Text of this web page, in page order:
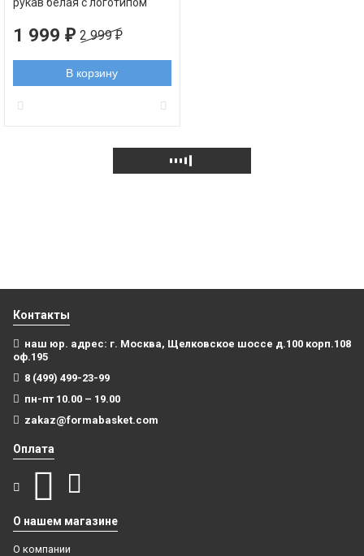
1 999 ₽ 2 999₽
В корзину
Контакты
наш юр. адрес: г. Москва, Щелковское шоссе д.100 корп.108
оф.195
8 (499) 499-23-99
пн-пт 10.00 – 19.00
zakaz@formabasket.com
Оплата
О нашем магазине
О компании